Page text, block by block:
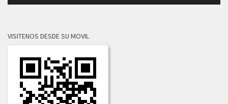
VISITENOS DESDE SU MOVIL